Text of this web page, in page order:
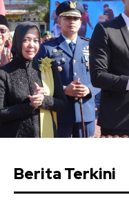
Berita Terkini